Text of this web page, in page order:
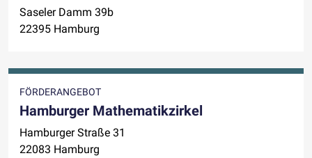
Saseler Damm 39b
22395 Hamburg
FÖRDERANGEBOT
Hamburger Mathematikzirkel
Hamburger Straße 31
22083 Hamburg